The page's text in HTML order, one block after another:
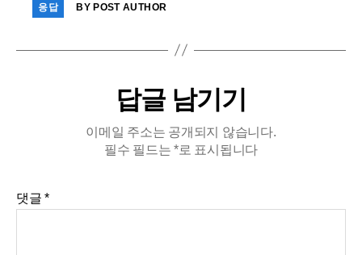
응답 BY POST AUTHOR
답글 남기기
이메일 주소는 공개되지 않습니다.
필수 필드는*로 표시됩니다
댓글*